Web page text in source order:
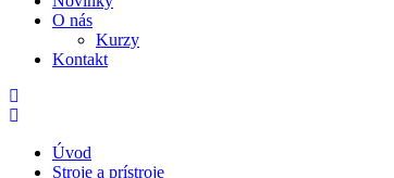
O nás
Kurzy
Kontakt
Úvod
Stroje a prístroje